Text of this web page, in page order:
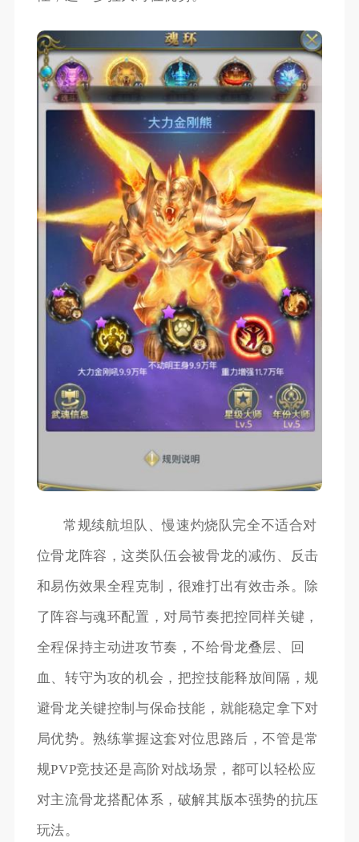
常规续航坦队、慢速灼烧队完全不适合对
位骨龙阵容，这类队伍会被骨龙的减伤、反击
和易伤效果全程克制，很难打出有效击杀。除
了阵容与魂环配置，对局节奏把控同样关键，
全程保持主动进攻节奏，不给骨龙叠层、回
血、转守为攻的机会，把控技能释放间隔，规
避骨龙关键控制与保命技能，就能稳定拿下对
局优势。熟练掌握这套对位思路后，不管是常
规PVP竞技还是高阶对战场景，都可以轻松应
对主流骨龙搭配体系，破解其版本强势的抗压
玩法。